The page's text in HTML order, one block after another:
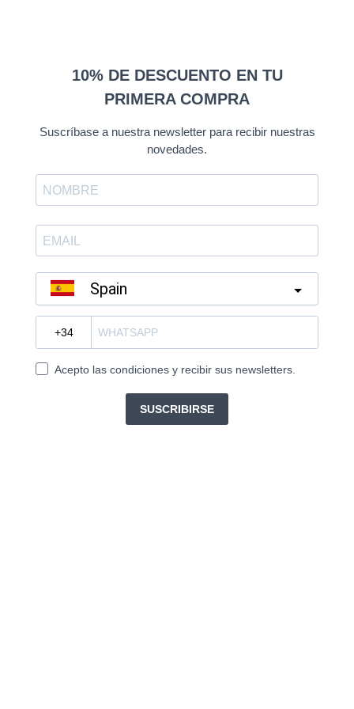
10% DE DESCUENTO EN TU
PRIMERA COMPRA
Suscríbase a nuestra newsletter para recibir nuestras
novedades.
Spain
Acepto las condiciones y recibir sus newsletters.
SUSCRIBIRSE